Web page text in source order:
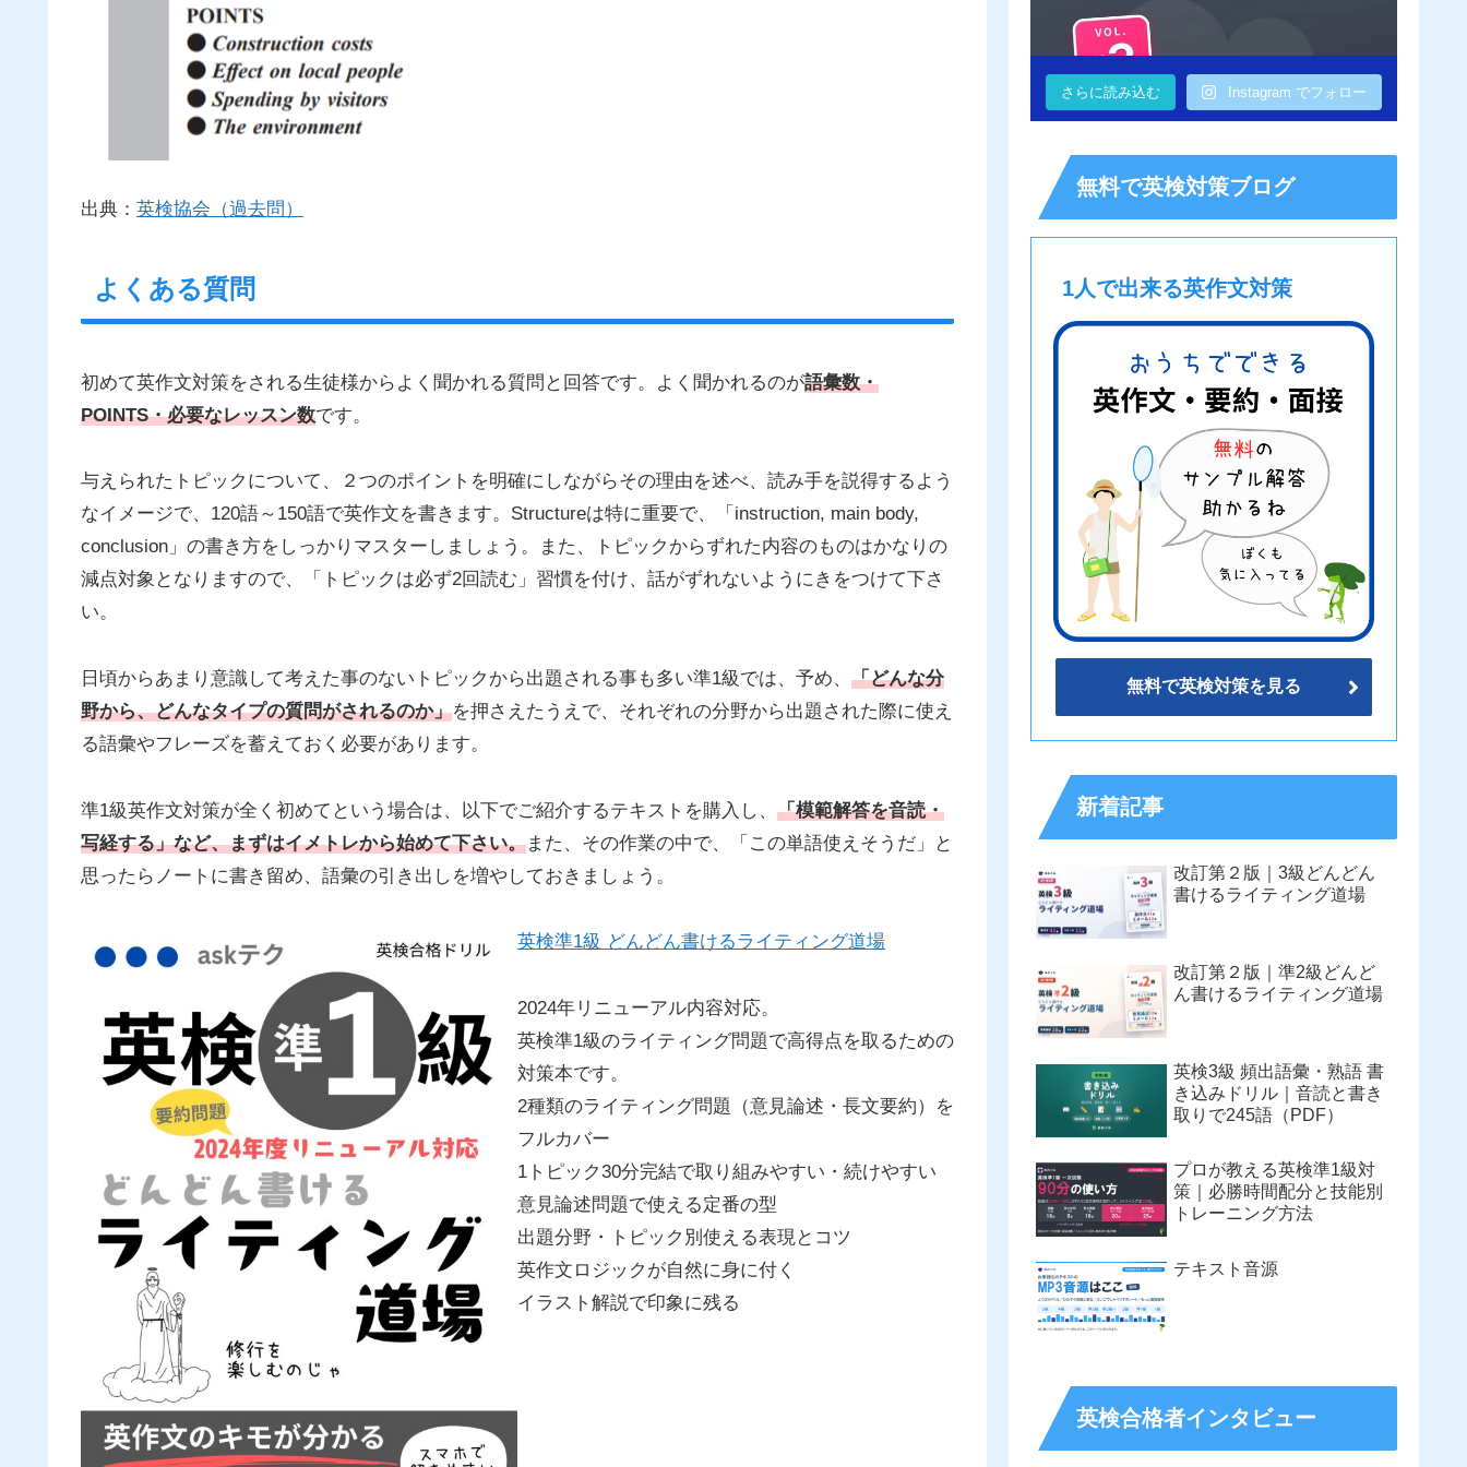
出典： 英検協会（過去問）
よくある質問
初めて英作文対策をされる生徒様からよく聞かれる質問と回答です。よく聞かれるのが語彙数・
POINTS・必要なレッスン数です。
与えられたトピックについて、２つのポイントを明確にしながらその理由を述べ、読み手を説得するよう
なイメージで、120語～150語で英作文を書きます。Structureは特に重要で、「instruction, main body,
conclusion」の書き方をしっかりマスターしましょう。また、トピックからずれた内容のものはかなりの
減点対象となりますので、「トピックは必ず2回読む」習慣を付け、話がずれないようにきをつけて下さ
い。
日頃からあまり意識して考えた事のないトピックから出題される事も多い準1級では、予め、 「どんな分
野から、どんなタイプの質問がされるのか」を押さえたうえで、それぞれの分野から出題された際に使え
る語彙やフレーズを蓄えておく必要があります。
準1級英作文対策が全く初めてという場合は、以下でご紹介するテキストを購入し、 「模範解答を音読・
写経する」など、まずはイメトレから始めて下さい。また、その作業の中で、「この単語使えそうだ」と
思ったらノートに書き留め、語彙の引き出しを増やしておきましょう。
英検準1級 どんどん書けるライティング道場
2024年リニューアル内容対応。
英検準1級のライティング問題で高得点を取るための
対策本です。
2種類のライティング問題（意見論述・長文要約）を
フルカバー
1トピック30分完結で取り組みやすい・続けやすい
意見論述問題で使える定番の型
出題分野・トピック別使える表現とコツ
英作文ロジックが自然に身に付く
イラスト解説で印象に残る
さらに読み込む Instagram でフォロー
無料で英検対策ブログ
1人で出来る英作文対策
無料で英検対策を見る
新着記事
改訂第２版｜3級どんどん
書けるライティング道場
改訂第２版｜準2級どんど
ん書けるライティング道場
英検3級 頻出語彙・熟語 書
き込みドリル｜音読と書き
取りで245語（PDF）
プロが教える英検準1級対
策｜必勝時間配分と技能別
トレーニング方法
テキスト音源
英検合格者インタビュー